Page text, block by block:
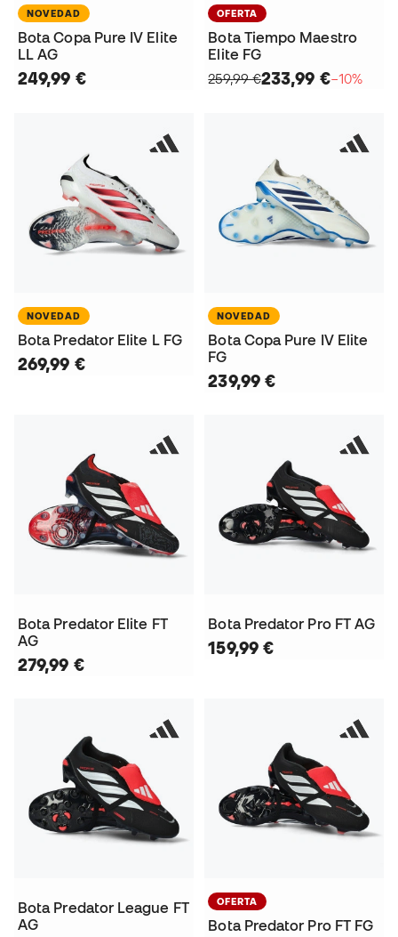
NOVEDAD
Bota Copa Pure IV Elite
LL AG
249,99 €
OFERTA
Bota Tiempo Maestro
Elite FG
259,99 €233,99 €−10%
NOVEDAD
Bota Predator Elite L FG
269,99 €
NOVEDAD
Bota Copa Pure IV Elite
FG
239,99 €
Bota Predator Elite FT
AG
279,99 €
Bota Predator Pro FT AG
159,99 €
Bota Predator League FT
AG
OFERTA
Bota Predator Pro FT FG